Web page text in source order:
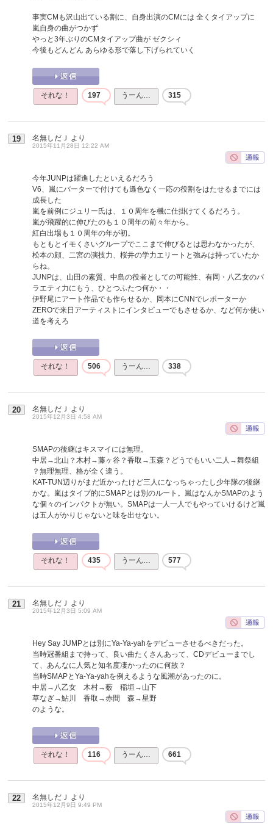
事実CMも沢山出ている割に、自身出演のCMには 全くタイアップに
嵐自身の曲がつかず
やっと3年ぶりのCMタイアップ曲が ゼクシィ
今後もどんどん あらゆる形で落し下げられていく
それな！ 197 うーん… 315
19 名無しだＪ より
2015年11月28日 12:22 AM
今年JUNPは躍進したといえるだろう
V6、嵐にバーターで付けても遜色なく一応の役割をはたせるまでには
成長した
嵐を前例にジュリー氏は、１０周年を機に仕掛けてくるだろう。
嵐が飛躍的に伸びたのも１０周年の前々年から。
紅白出場も１０周年の年が初。
もともとイモくさいグループでここまで伸びるとは思わなかったが、
松本の顔、二宮の演技力、桜井の学力エリートと強みは持っていたか
らね。
JUNPは、山田の素質、中島の役者としての可能性、有岡・八乙女のバ
ラエティ力にもう、ひとつふたつ何か・・
伊野尾にアート作品でも作らせるか、岡本にCNNでレポーターか
ZEROで来日アーティストにインタビューでもさせるか、など何か使い
道を考えろ
それな！ 506 うーん… 338
20 名無しだＪ より
2015年12月3日 4:58 AM
SMAPの後継はキスマイには無理。
中居→北山？木村→藤ヶ谷？香取→玉森？どうでもいい二人→舞祭組
？無理無理、格が全く違う。
KAT-TUN辺りがまだ近かったけど三人になっちゃったし少年隊の後継
かな。嵐はタイプ的にSMAPとは別のルート。嵐はなんかSMAPのよう
な個々のインパクトが無い。SMAPは一人一人でもやっていけるけど嵐
は五人がかりじゃないと味を出せない。
それな！ 435 うーん… 577
21 名無しだＪ より
2015年12月3日 5:09 AM
Hey Say JUMPとは別にYa-Ya-yahをデビューさせるべきだった。
当時冠番組まで持って、良い曲たくさんあって、CDデビューまでし
て、あんなに人気と知名度凄かったのに何故？
当時SMAPとYa-Ya-yahを例えるような風潮があったのに。
中居→八乙女 木村→薮 稲垣→山下
草なぎ→鮎川 香取→赤間 森→星野
のような。
それな！ 116 うーん… 661
22 名無しだＪ より
2015年12月9日 9:49 PM